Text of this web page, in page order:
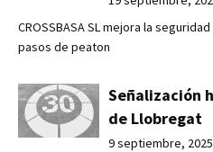
CROSSBASA SL mejora la
pasos de peaton
Señalización
de Llobregat
9 septiembre, 2025